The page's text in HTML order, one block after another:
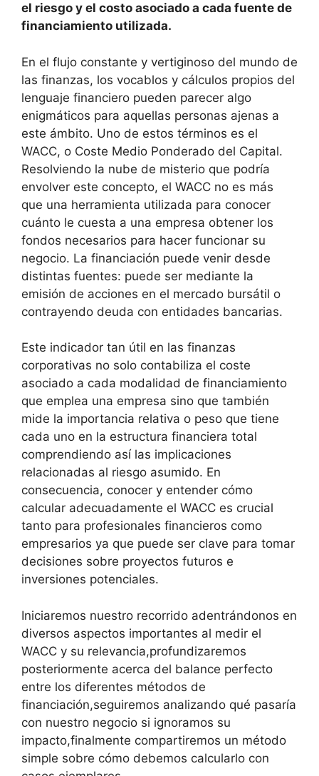
el riesgo y el costo asociado a cada fuente de
financiamiento utilizada.
En el flujo constante y vertiginoso del mundo de
las finanzas, los vocablos y cálculos propios del
lenguaje financiero pueden parecer algo
enigmáticos para aquellas personas ajenas a
este ámbito. Uno de estos términos es el
WACC, o Coste Medio Ponderado del Capital.
Resolviendo la nube de misterio que podría
envolver este concepto, el WACC no es más
que una herramienta utilizada para conocer
cuánto le cuesta a una empresa obtener los
fondos necesarios para hacer funcionar su
negocio. La financiación puede venir desde
distintas fuentes: puede ser mediante la
emisión de acciones en el mercado bursátil o
contrayendo deuda con entidades bancarias.
Este indicador tan útil en las finanzas
corporativas no solo contabiliza el coste
asociado a cada modalidad de financiamiento
que emplea una empresa sino que también
mide la importancia relativa o peso que tiene
cada uno en la estructura financiera total
comprendiendo así las implicaciones
relacionadas al riesgo asumido. En
consecuencia, conocer y entender cómo
calcular adecuadamente el WACC es crucial
tanto para profesionales financieros como
empresarios ya que puede ser clave para tomar
decisiones sobre proyectos futuros e
inversiones potenciales.
Iniciaremos nuestro recorrido adentrándonos en
diversos aspectos importantes al medir el
WACC y su relevancia,profundizaremos
posteriormente acerca del balance perfecto
entre los diferentes métodos de
financiación,seguiremos analizando qué pasaría
con nuestro negocio si ignoramos su
impacto,finalmente compartiremos un método
simple sobre cómo debemos calcularlo con